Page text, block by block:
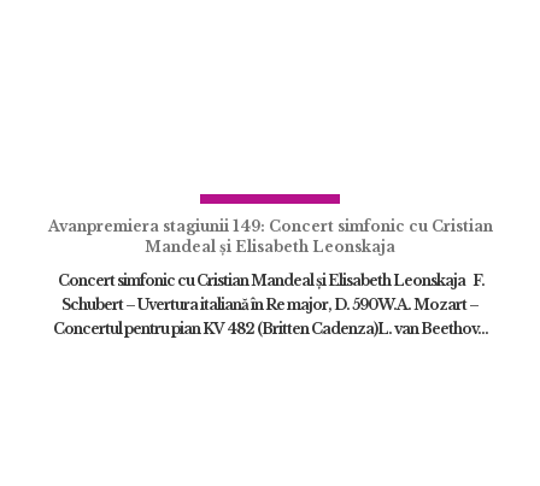
Avanpremiera stagiunii 149: Concert simfonic cu Cristian
Mandeal și Elisabeth Leonskaja
Concert simfonic cu Cristian Mandeal și Elisabeth Leonskaja F.
Schubert – Uvertura italiană în Re major, D. 590W.A. Mozart –
Concertul pentru pian KV 482 (Britten Cadenza)L. van Beethov...